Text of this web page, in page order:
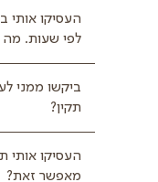
העסיקו אותי
לפי שעות. מה
ביקשו ממני
תקין?
העסיקו
מאפשר זאת?